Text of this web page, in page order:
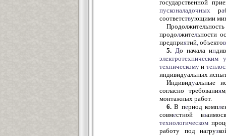
государственной
пусконаладочных ра
соответствующими
продолжительности
предприятий объектов
5. До начала ин
электротехническим
техническому и
индивидуальных
Индивидуальные
согласно требованиям
монтажных работ.
6. В период компл
совместной вз
технологическом
работу под нагруз